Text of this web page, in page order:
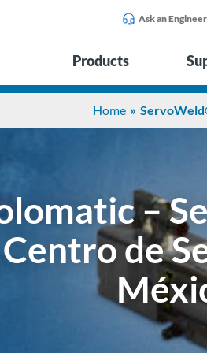
Ask an Engineer
Products
Home
–
Centro de